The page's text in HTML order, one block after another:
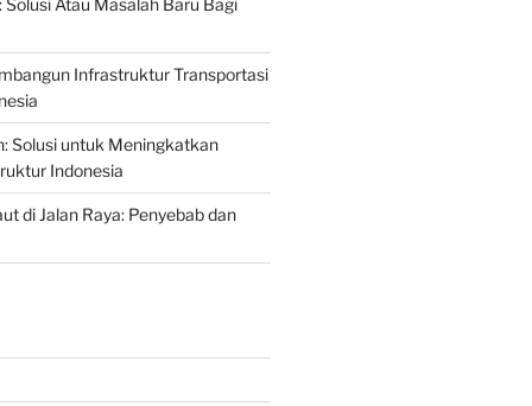
Solusi Atau Masalah Baru Bagi
Infrastruktur Transportasi
Solusi untuk Meningkatkan
Indonesia
di Jalan Raya: Penyebab dan